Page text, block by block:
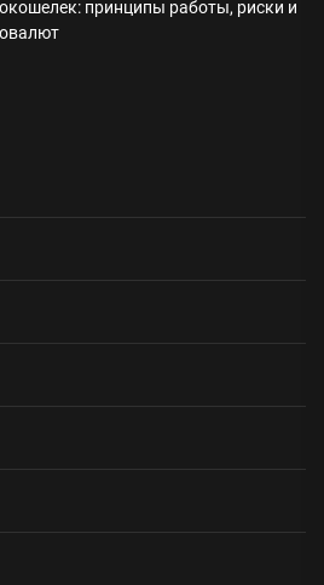
принципы работы, риски и